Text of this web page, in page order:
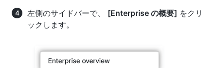
左側のサイドバーで、 [Enterprise の概要] をクリ
ックします。